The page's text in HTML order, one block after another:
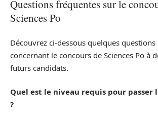
Questions fréquentes sur le
Sciences Po
Découvrez ci-dessous quelques
concernant le concours de Sciences Po à
futurs candidats.
Quel est le niveau requis pour passer
?